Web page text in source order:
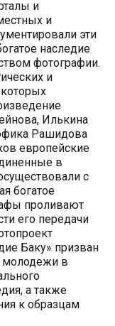
и
и
эти
наследие
фотографии.
и
Илькина
Рашидова
европейские
в
с
богатое
проливают
его передачи
Баку» призван
молодежи в
а также
к образцам